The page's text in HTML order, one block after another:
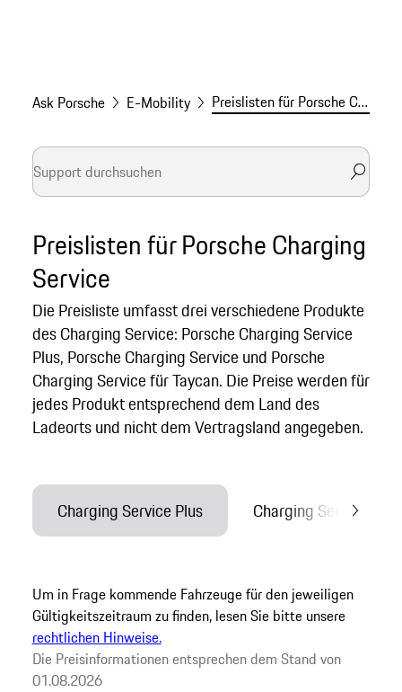
Ask Porsche E-Mobility Preislisten für Porsche Charging Service
Preislisten für Porsche Charging
Service
Die Preisliste umfasst drei verschiedene Produkte
des Charging Service: Porsche Charging Service
Plus, Porsche Charging Service und Porsche
Charging Service für Taycan. Die Preise werden für
jedes Produkt entsprechend dem Land des
Ladeorts und nicht dem Vertragsland angegeben.
Um in Frage kommende Fahrzeuge für den jeweiligen
Gültigkeitszeitraum zu finden, lesen Sie bitte unsere
rechtlichen Hinweise.
Die Preisinformationen entsprechen dem Stand von
01.08.2026